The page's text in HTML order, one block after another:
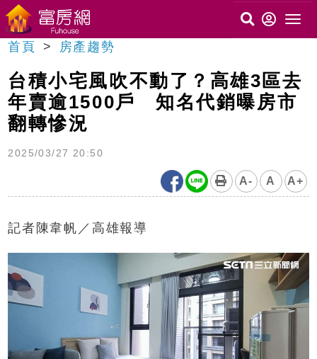
首頁 房產趨勢
台積小宅風吹不動了？高雄3區去
年賣逾1500戶 知名代銷曝房市
翻轉慘況
2025/03/27 20:50
A- A A+
記者陳韋帆／高雄報導